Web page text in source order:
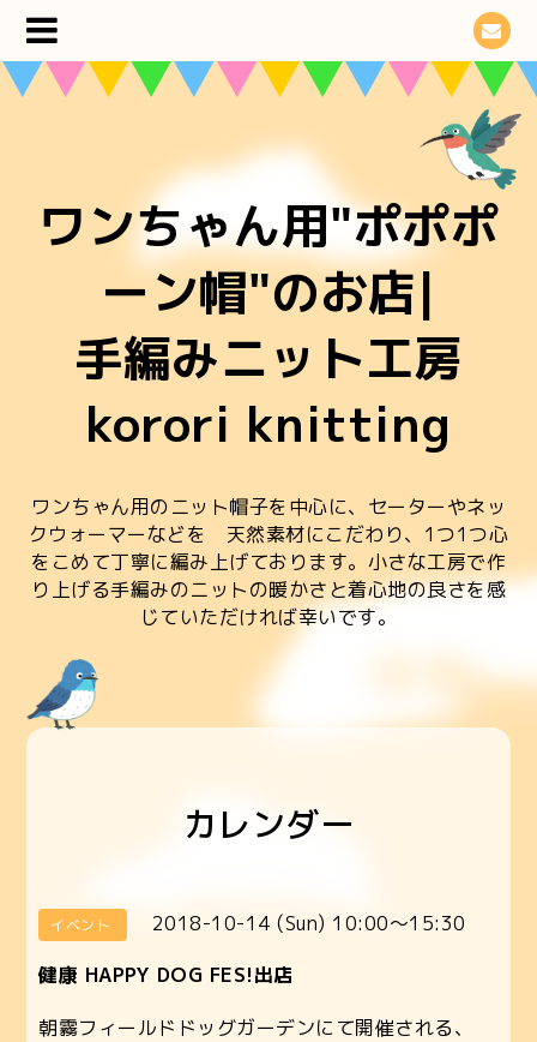
ワンちゃん用"ポポポ
ーン帽"のお店|
手編みニット工房
korori knitting
ワンちゃん用のニット帽子を中心に、セーターやネッ
クウォーマーなどを 天然素材にこだわり、1つ1つ心
をこめて丁寧に編み上げております。小さな工房で作
り上げる手編みのニットの暖かさと着心地の良さを感
じていただければ幸いです。
カレンダー
イベント
2018-10-14 (Sun) 10:00～15:30
健康 HAPPY DOG FES!出店
朝霧フィールドドッグガーデンにて開催される、